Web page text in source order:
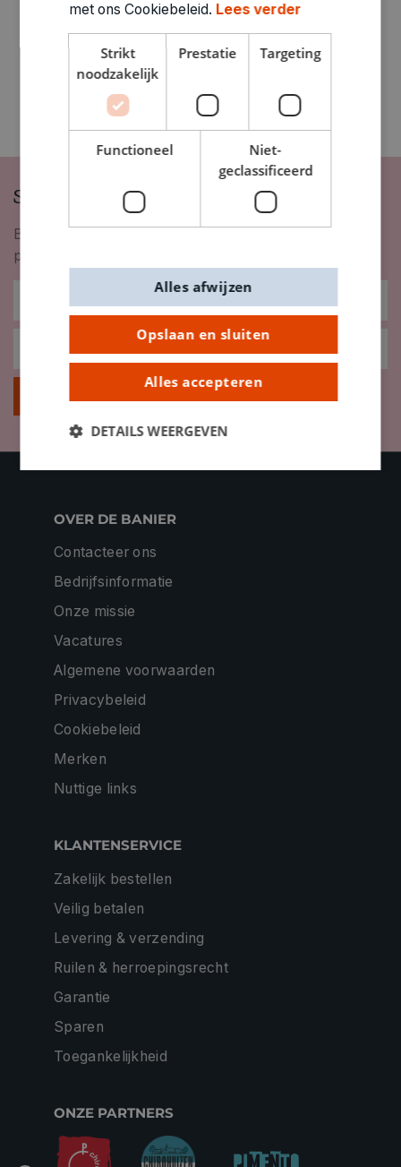
Schrijf je in op onze nieuwsbrief
Blijf op de hoogte van nieuwigheden, inspiratie,
promoties en meer!
OVER DE BANIER
Contacteer ons
Bedrijfsinformatie
Onze missie
Vacatures
Algemene voorwaarden
Privacybeleid
Cookiebeleid
Merken
Nuttige links
KLANTENSERVICE
Zakelijk bestellen
Veilig betalen
Levering & verzending
Ruilen & herroepingsrecht
Garantie
Sparen
Toegankelijkheid
ONZE PARTNERS
met ons Cookiebeleid. Lees verder
Strikt
noodzakelijk
Prestatie Targeting
Functioneel
Niet-
geclassificeerd
Opslaan en sluiten
Alles accepteren
Alles afwijzen
DETAILS WEERGEVEN